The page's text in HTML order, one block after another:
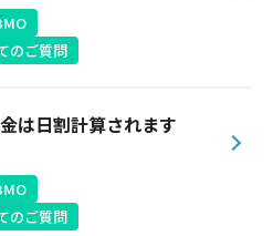
のご質問
は日割計算されます
のご質問